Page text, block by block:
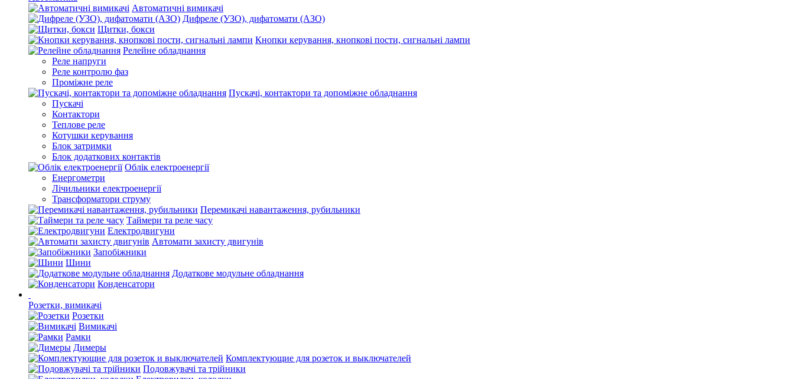
Автоматичні вимикачі
Дифреле (УЗО), дифатомати (АЗО)
Щитки, бокси
Кнопки керування, кнопкові пости, сигнальні лампи
Релейне обладнання
Реле напруги
Реле контролю фаз
Проміжне реле
Пускачі, контактори та допоміжне обладнання
Пускачі
Контактори
Теплове реле
Котушки керування
Блок затримки
Блок додаткових контактів
Облік електроенергії
Енергометри
Лічильники електроенергії
Трансформатори струму
Перемикачі навантаження, рубильники
Таймери та реле часу
Електродвигуни
Автомати захисту двигунів
Запобіжники
Шини
Додаткове модульне обладнання
Конденсатори
Розетки, вимикачі
Розетки
Вимикачі
Рамки
Димеры
Комплектующие для розеток и выключателей
Подовжувачі та трійники